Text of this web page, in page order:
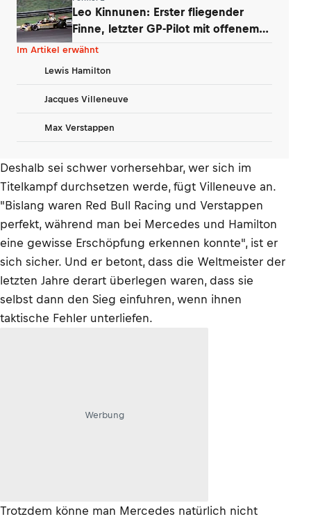
Leo Kinnunen: Erster fliegender
Finne, letzter GP-Pilot mit offenem
Helm
Im Artikel erwähnt
Lewis Hamilton
Jacques Villeneuve
Max Verstappen
Deshalb sei schwer vorhersehbar, wer sich im
Titelkampf durchsetzen werde, fügt Villeneuve an.
"Bislang waren Red Bull Racing und Verstappen
perfekt, während man bei Mercedes und Hamilton
eine gewisse Erschöpfung erkennen konnte", ist er
sich sicher. Und er betont, dass die Weltmeister der
letzten Jahre derart überlegen waren, dass sie
selbst dann den Sieg einfuhren, wenn ihnen
taktische Fehler unterliefen.
Werbung
Trotzdem könne man Mercedes natürlich nicht